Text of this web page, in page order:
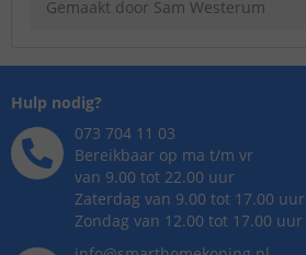
Gemaakt door Sam Westerum
Hulp nodig?
073 704 11 03
Bereikbaar op ma t/m vr
van 9.00 tot 22.00 uur
Zaterdag van 9.00 tot 17.00 uur
Zondag van 12.00 tot 17.00 uur